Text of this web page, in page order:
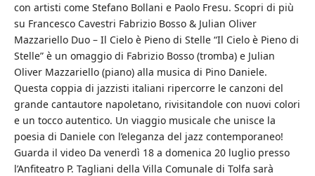
con artisti come Stefano Bollani e Paolo Fresu. Scopri di più
su Francesco Cavestri Fabrizio Bosso & Julian Oliver
Mazzariello Duo – Il Cielo è Pieno di Stelle “Il Cielo è Pieno di
Stelle” è un omaggio di Fabrizio Bosso (tromba) e Julian
Oliver Mazzariello (piano) alla musica di Pino Daniele.
Questa coppia di jazzisti italiani ripercorre le canzoni del
grande cantautore napoletano, rivisitandole con nuovi colori
e un tocco autentico. Un viaggio musicale che unisce la
poesia di Daniele con l’eleganza del jazz contemporaneo!
Guarda il video Da venerdì 18 a domenica 20 luglio presso
l’Anfiteatro P. Tagliani della Villa Comunale di Tolfa sarà